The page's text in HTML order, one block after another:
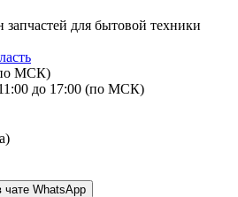
запчастей для бытовой техники
МСК)
до 17:00 (по МСК)
чате WhatsApp